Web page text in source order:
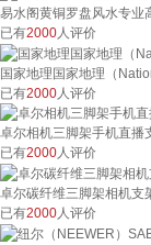
易水阁黄铜罗盘风水专业
已有2000 人评价
国家地理国家地理（
已有2000 人评价
卓尔相机三脚架手机直播
已有2000人评价
卓尔碳纤维三脚架相机支
已有2000人评价